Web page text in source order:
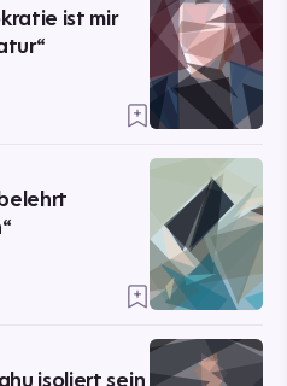
ist mir
isoliert sein